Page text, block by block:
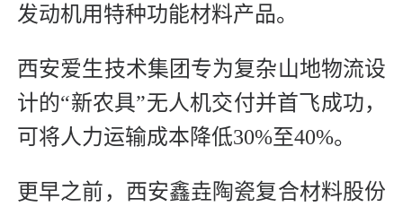
发动机用特种功能材料产品。
西安爱生技术集团专为复杂山地物流设
计的“新农具”无人机交付并首飞成功，
可将人力运输成本降低30%至40%。
更早之前，西安鑫垚陶瓷复合材料股份